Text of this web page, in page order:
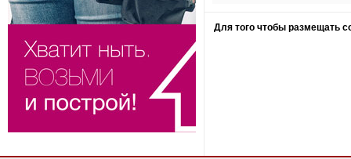
Для того чтобы размещать